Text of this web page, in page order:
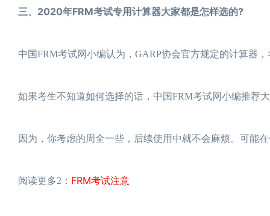
三、2020年FRM考试专用计算器大家都是怎样选的?
中国FRM考试网小编认为，GARP协会官方规定的计算器
如果考生不知道如何选择的话，中国FRM考试网小编推荐
因为，你考虑的周全一些，后续使用中就不会麻烦。可能
阅读更多2： FRM考试注意